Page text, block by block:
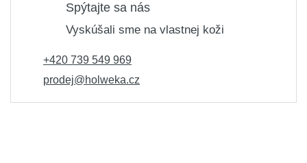
Spýtajte sa nás
Vyskúšali sme na vlastnej koži
+420 739 549 969
prodej@holweka.cz